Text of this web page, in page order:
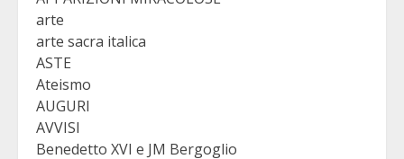
arte
arte sacra italica
ASTE
Ateismo
AUGURI
AVVISI
Benedetto XVI e JM Bergoglio